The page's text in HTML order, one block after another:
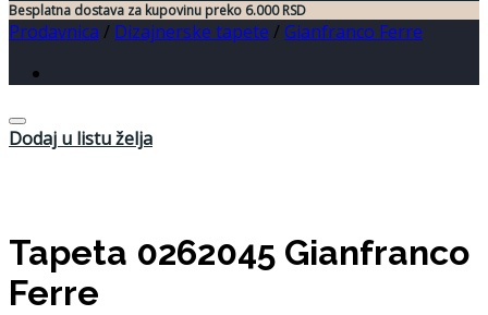
Besplatna dostava za kupovinu preko 6.000 RSD
Prodavnica / Dizajnerske tapete /Gianfranco Ferre
Dodaj u listu želja
Tapeta 0262045 Gianfranco
Ferre